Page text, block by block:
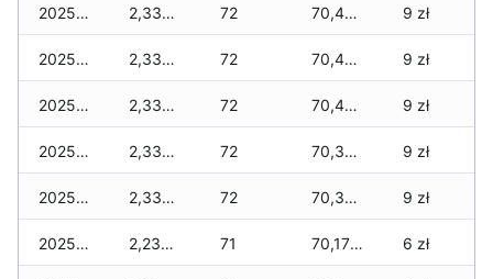
2025-12-08 2,335 zł 72 70,465 zł 9 zł
2025-12-07 2,335 zł 72 70,455 zł 9 zł
2025-12-06 2,335 zł 72 70,410 zł 9 zł
2025-12-05 2,335 zł 72 70,360 zł 9 zł
2025-12-04 2,335 zł 72 70,350 zł 9 zł
2025-12-03 2,235 zł 71 70,175 zł 6 zł